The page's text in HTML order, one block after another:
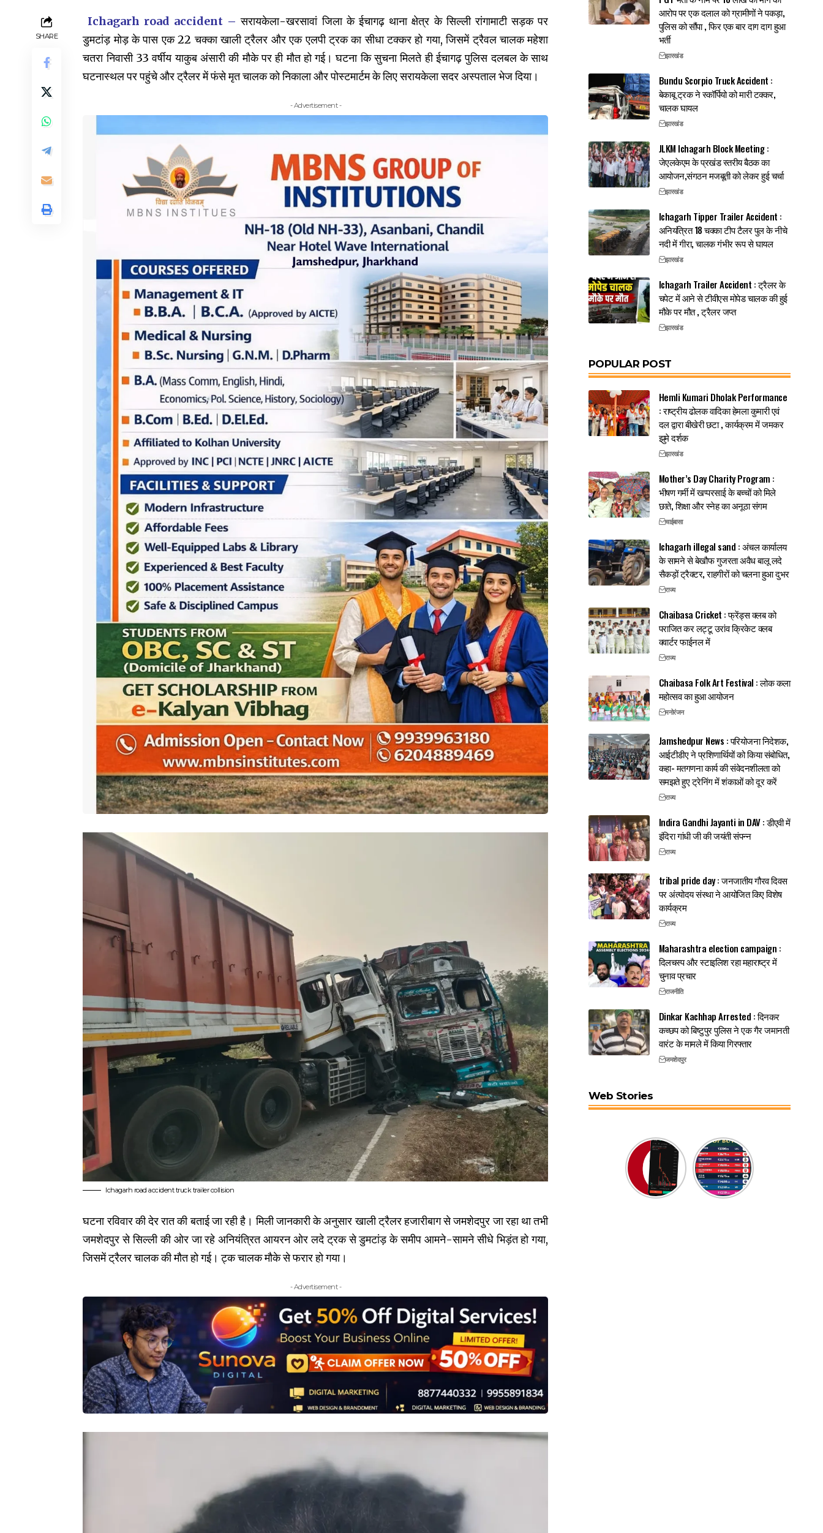
SHARE
Ichagarh road accident – सरायकेला-खरसावां जिला के ईचागढ़ थाना क्षेत्र के सिल्ली रांगामाटी सड़क पर
डुमटांड़ मोड़ के पास एक 22 चक्का खाली ट्रैलर और एक एलपी ट्रक का सीधा टक्कर हो गया, जिसमें ट्रैवल चालक महेशा
चतरा निवासी 33 वर्षीय याकुब अंसारी की मौके पर ही मौत हो गई। घटना कि सुचना मिलते ही ईचागढ़ पुलिस दलबल के साथ
घटनास्थल पर पहुंचे और ट्रैलर में फंसे मृत चालक को निकाला और पोस्टमार्टम के लिए सरायकेला सदर अस्पताल भेज दिया।
- Advertisement -
Ichagarh road accident truck trailer collision
घटना रविवार की देर रात की बताई जा रही है। मिली जानकारी के अनुसार खाली ट्रैलर हजारीबाग से जमशेदपुर जा रहा था तभी
जमशेदपुर से सिल्ली की ओर जा रहे अनियंत्रित आयरन ओर लदे ट्रक से डुमटांड़ के समीप आमने-सामने सीधे भिड़ंत हो गया,
जिसमें ट्रैलर चालक की मौत हो गई। ट्क चालक मौके से फरार हो गया।
- Advertisement -
आरोप पर एक दलाल को ग्रामीणों ने पकड़ा,
पुलिस को सौंपा , फिर एक बार दाग दाग हुआ
भर्ती
झारखंड
Bundu Scorpio Truck Accident :
बेकाबू ट्रक ने स्कॉर्पियो को मारी टक्कर,
चालक घायल
झारखंड
JLKM Ichagarh Block Meeting :
जेएलकेएम के प्रखंड स्तरीय बैठक का
आयोजन,संगठन मजबूती को लेकर हुई चर्चा
झारखंड
Ichagarh Tipper Trailer Accident :
अनियंत्रित 18 चक्का टीप टैलर पुल के नीचे
नदी में गीरा, चालक गंभीर रूप से घायल
झारखंड
Ichagarh Trailer Accident : ट्रैलर के
चपेट में आने से टीवीएस मोपेड चालक की हुई
मौके पर मौत , ट्रैलर जप्त
झारखंड
POPULAR POST
Hemli Kumari Dholak Performance
: राष्ट्रीय ढोलक वादिका हेमला कुमारी एवं
दल द्वारा बीखेरी छटा , कार्यक्रम में जमकर
झुमे दर्शक
झारखंड
Mother’s Day Charity Program :
भीषण गर्मी में खप्परसाई के बच्चों को मिले
छाते, शिक्षा और स्नेह का अनूठा संगम
चाईबासा
Ichagarh illegal sand : अंचल कार्यालय
के सामने से बेखौफ गुजरता अवैध बालू लदे
सैकड़ों ट्रैक्टर, राहगीरों को चलना हुआ दुभर
राज्य
Chaibasa Cricket : फ्रेंड्स क्लब को
पराजित कर लट्टू उरांव क्रिकेट क्लब
क्वार्टर फाईनल में
राज्य
Chaibasa Folk Art Festival : लोक कला
महोत्सव का हुआ आयोजन
मनोरंजन
Jamshedpur News : परियोजना निदेशक,
आईटीडीए ने प्रशिणार्थियों को किया संबोधित,
कहा- मतगणना कार्य की संवेदनशीलता को
समझते हुए ट्रेनिंग में शंकाओं को दूर करें
राज्य
Indira Gandhi Jayanti in DAV : डीएवी में
इंदिरा गांधी जी की जयंती संपन्न
राज्य
tribal pride day : जनजातीय गौरव दिवस
पर अंत्योदय संस्था ने आयोजित किए विशेष
कार्यक्रम
राज्य
Maharashtra election campaign :
दिलचस्प और स्टाइलिश रहा महाराष्ट्र में
चुनाव प्रचार
राजनीति
Dinkar Kachhap Arrested : दिनकर
कच्छप को बिष्टुपुर पुलिस ने एक गैर जमानती
वारंट के मामले में किया गिरफ्तार
जमशेदपुर
Web Stories